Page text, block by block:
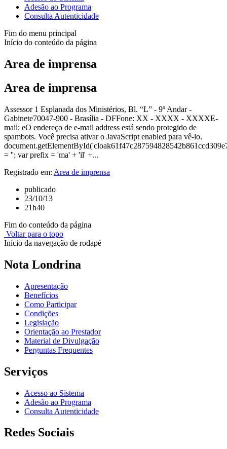
Adesão ao Programa
Consulta Autenticidade
Fim do menu principal
Início do conteúdo da página
Area de imprensa
Area de imprensa
Assessor 1 Esplanada dos Ministérios, Bl. “L” - 9º Andar -
Gabinete70047-900 - Brasília - DFFone: XX - XXXX - XXXXE-
mail: eO endereço de e-mail address está sendo protegido de
spambots. Você precisa ativar o JavaScript enabled para vê-lo.
= ''; var prefix = 'ma' + 'il' +...
Registrado em: Area de imprensa
publicado
23/10/13
21h40
Fim do conteúdo da página
Voltar para o topo
Início da navegação de rodapé
Nota Londrina
Apresentação
Benefícios
Como Participar
Condições
Legislação
Orientação ao Prestador
Material de Divulgação
Perguntas Frequentes
Serviços
Acesso ao Sistema
Adesão ao Programa
Consulta Autenticidade
Redes Sociais